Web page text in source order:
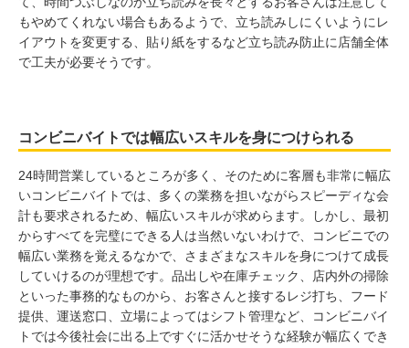
もやめてくれない場合もあるようで、立ち読みしにくいようにレ
イアウトを変更する、貼り紙をするなど立ち読み防止に店舗全体
で工夫が必要そうです。
コンビニバイトでは幅広いスキルを身につけられる
24時間営業しているところが多く、そのために客層も非常に幅広
いコンビニバイトでは、多くの業務を担いながらスピーディな会
計も要求されるため、幅広いスキルが求めらます。しかし、最初
からすべてを完璧にできる人は当然いないわけで、コンビニでの
幅広い業務を覚えるなかで、さまざまなスキルを身につけて成長
していけるのが理想です。品出しや在庫チェック、店内外の掃除
といった事務的なものから、お客さんと接するレジ打ち、フード
提供、運送窓口、立場によってはシフト管理など、コンビニバイ
トでは今後社会に出る上ですぐに活かせそうな経験が幅広くでき